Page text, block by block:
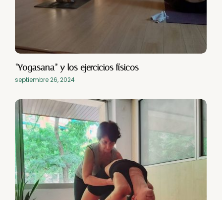
“Yogasana” y los ejercicios físicos
septiembre 26, 2024